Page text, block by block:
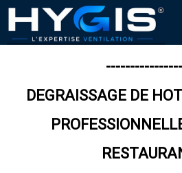
NOS AGENCES▼
CONTACT
DEGRAISSAGE DE